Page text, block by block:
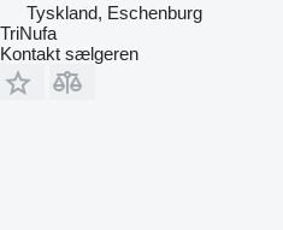
Tyskland, Eschenburg
TriNufa
Kontakt sælgeren